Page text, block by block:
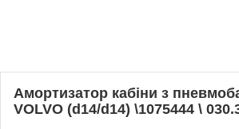
Амортизатор кабіни з
VOLVO (d14/d14) \1075444 \